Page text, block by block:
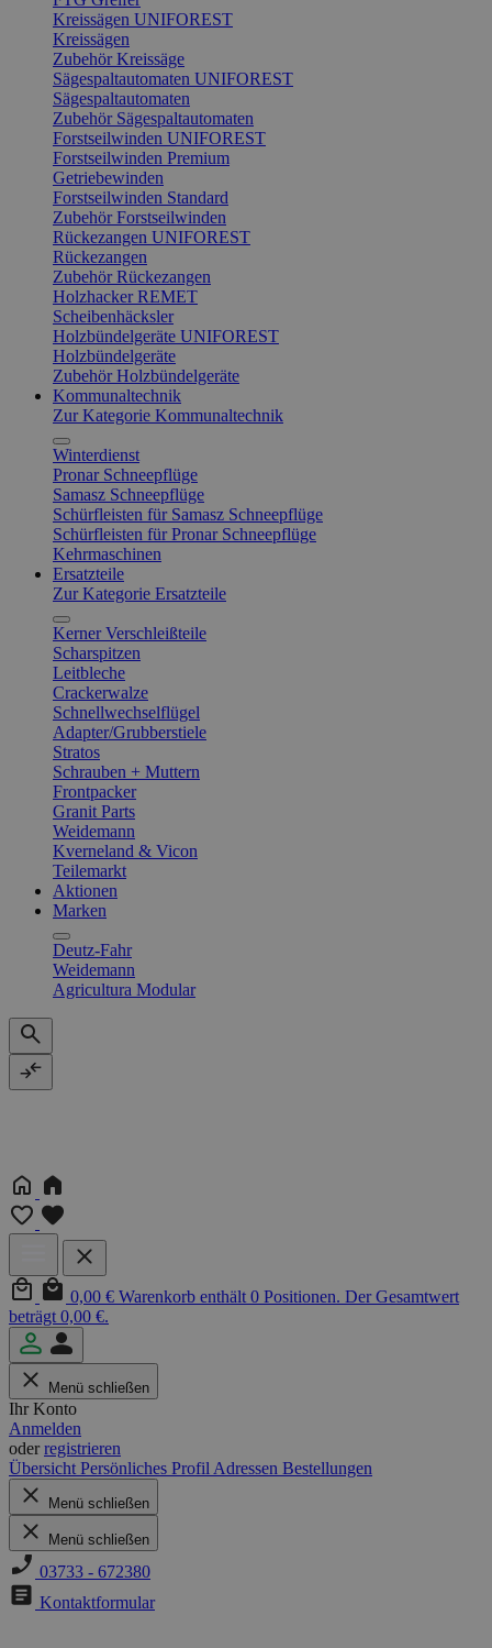
Kreissägen UNIFOREST
Kreissägen
Zubehör Kreissäge
Sägespaltautomaten UNIFOREST
Sägespaltautomaten
Zubehör Sägespaltautomaten
Forstseilwinden UNIFOREST
Forstseilwinden Premium
Getriebewinden
Forstseilwinden Standard
Zubehör Forstseilwinden
Rückezangen UNIFOREST
Rückezangen
Zubehör Rückezangen
Holzhacker REMET
Scheibenhäcksler
Holzbündelgeräte UNIFOREST
Holzbündelgeräte
Zubehör Holzbündelgeräte
Kommunaltechnik
Zur Kategorie Kommunaltechnik
Winterdienst
Pronar Schneepflüge
Samasz Schneepflüge
Schürfleisten für Samasz Schneepflüge
Schürfleisten für Pronar Schneepflüge
Kehrmaschinen
Ersatzteile
Zur Kategorie Ersatzteile
Kerner Verschleißteile
Scharspitzen
Leitbleche
Crackerwalze
Schnellwechselflügel
Adapter/Grubberstiele
Stratos
Schrauben + Muttern
Frontpacker
Granit Parts
Weidemann
Kverneland & Vicon
Teilemarkt
Aktionen
Marken
Deutz-Fahr
Weidemann
Agricultura Modular
0,00 € Warenkorb enthält 0 Positionen. Der Gesamtwert
beträgt 0,00 €.
Menü schließen
Ihr Konto
Anmelden
oderregistrieren
Übersicht Persönliches Profil Adressen Bestellungen
Menü schließen
Menü schließen
03733 - 672380
Kontaktformular